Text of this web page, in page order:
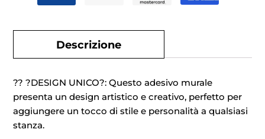
Descrizione
?? ?DESIGN UNICO?: Questo adesivo murale
presenta un design artistico e creativo, perfetto per
aggiungere un tocco di stile e personalità a qualsiasi
stanza.